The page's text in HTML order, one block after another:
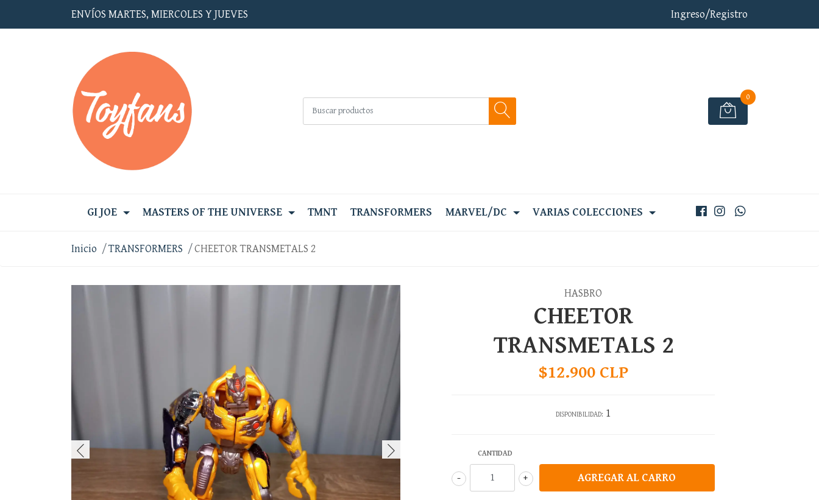
ENVÍOS MARTES, MIERCOLES Y JUEVES Ingreso/Registro
0
GI JOE MASTERS OF THE UNIVERSE TMNT TRANSFORMERS MARVEL/DC VARIAS COLECCIONES
Inicio TRANSFORMERS CHEETOR TRANSMETALS 2
HASBRO
CHEETOR
TRANSMETALS 2
$12.900 CLP
DISPONIBILIDAD: 1
CANTIDAD
+
-